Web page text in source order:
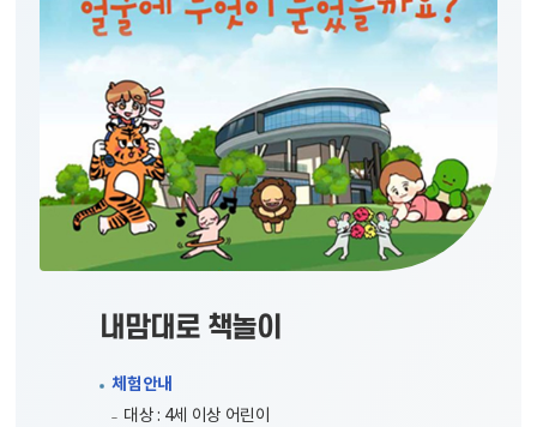
내맘대로 책놀이
체험안내
대상 : 4세 이상 어린이